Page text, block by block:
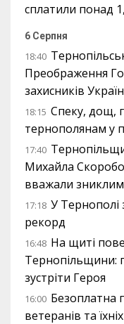
сплатили понад
6 Серпня
18:40
Преображення
захисників
18:15 Спеку, дощ,
тернополянам у
17:40
Михайла
вважали зниклим
17:18 У Тернополі
рекорд
16:48 На щиті
Тернопільщини:
зустріти Героя
16:00 Безоплатна
ветеранів та